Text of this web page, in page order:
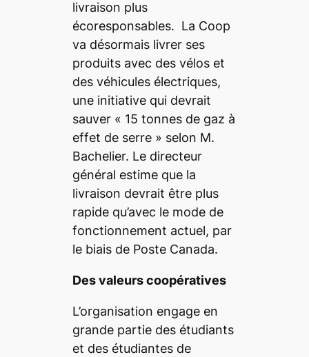
livraison plus
écoresponsables. La Coop
va désormais livrer ses
produits avec des vélos et
des véhicules électriques,
une initiative qui devrait
sauver « 15 tonnes de gaz à
effet de serre» selon M.
Bachelier. Le directeur
général estime que la
livraison devrait être plus
rapide qu’avec le mode de
fonctionnement actuel, par
le biais de Poste Canada.
Des valeurs coopératives
L’organisation engage en
grande partie des étudiants
et des étudiantes de